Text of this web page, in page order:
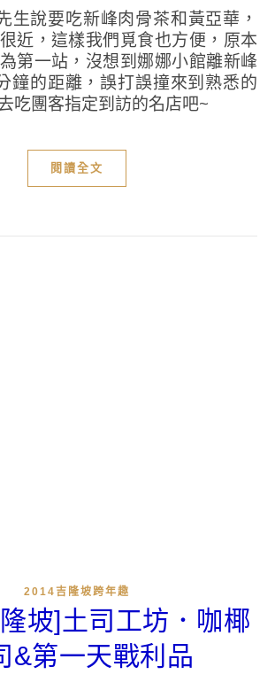
近，這樣我們覓食也方便，原本
第一站，沒想到娜娜小館離新峰
鐘的距離，誤打誤撞來到熟悉的
吃團客指定到訪的名店吧~
閱讀全文
2014吉隆坡跨年趣
坡]土司工坊．咖椰
&第一天戰利品